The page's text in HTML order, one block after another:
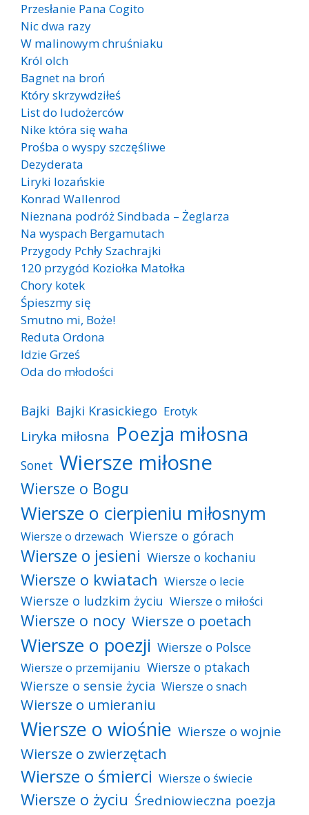
Przesłanie Pana Cogito
Nic dwa razy
W malinowym chruśniaku
Król olch
Bagnet na broń
Który skrzywdziłeś
List do ludożerców
Nike która się waha
Prośba o wyspy szczęśliwe
Dezyderata
Liryki lozańskie
Konrad Wallenrod
Nieznana podróż Sindbada – Żeglarza
Na wyspach Bergamutach
Przygody Pchły Szachrajki
120 przygód Koziołka Matołka
Chory kotek
Śpieszmy się
Smutno mi, Boże!
Reduta Ordona
Idzie Grześ
Oda do młodości
Bajki Bajki Krasickiego Erotyk
Liryka miłosna Poezja miłosna
Sonet Wiersze miłosne
Wiersze o Bogu
Wiersze o cierpieniu miłosnym
Wiersze o drzewach Wiersze o górach
Wiersze o jesieni Wiersze o kochaniu
Wiersze o kwiatach Wiersze o lecie
Wiersze o ludzkim życiu Wiersze o miłości
Wiersze o nocy Wiersze o poetach
Wiersze o poezji Wiersze o Polsce
Wiersze o przemijaniu Wiersze o ptakach
Wiersze o sensie życia Wiersze o snach
Wiersze o umieraniu
Wiersze o wiośnie Wiersze o wojnie
Wiersze o zwierzętach
Wiersze o śmierci Wiersze o świecie
Wiersze o życiu Średniowieczna poezja